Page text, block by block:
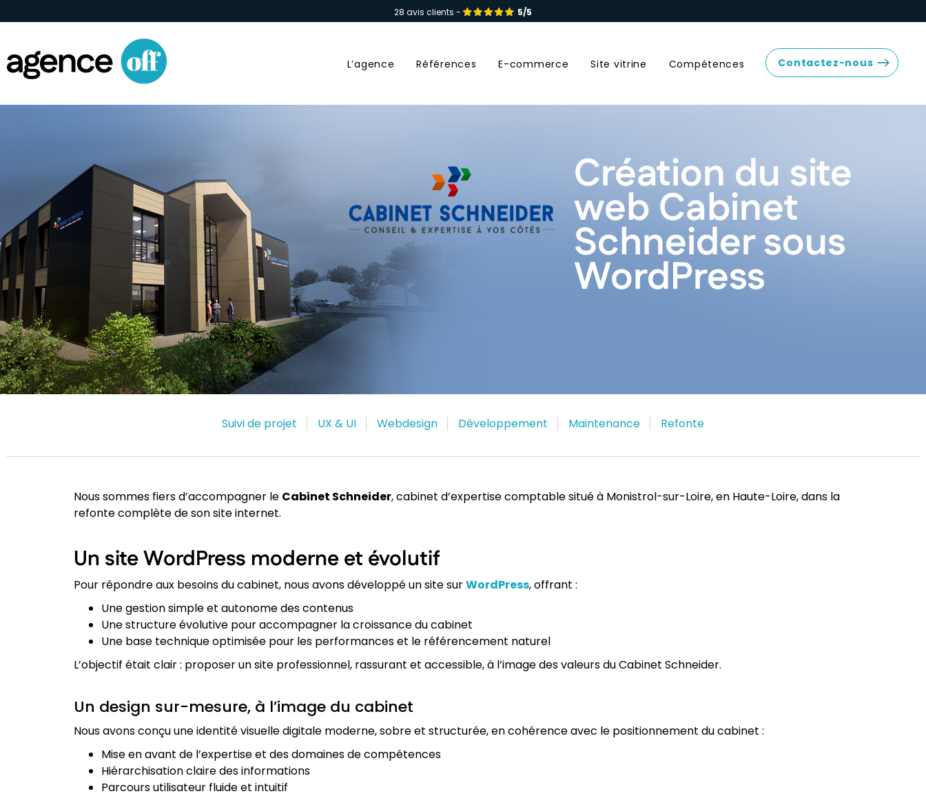
28 avis clients - 5/5
L’agence Références E-commerce Site vitrine Compétences Contactez-nous
Création du site
web Cabinet
Schneider sous
WordPress
Suivi de projet UX & UI Webdesign Développement Maintenance Refonte
Nous sommes fiers d’accompagner le Cabinet Schneider, cabinet d’expertise comptable situé à Monistrol-sur-Loire, en Haute-Loire, dans la
refonte complète de son site internet.
Un site WordPress moderne et évolutif
Pour répondre aux besoins du cabinet, nous avons développé un site surWordPress, offrant :
Une gestion simple et autonome des contenus
Une structure évolutive pour accompagner la croissance du cabinet
Une base technique optimisée pour les performances et le référencement naturel
L’objectif était clair : proposer un site professionnel, rassurant et accessible, à l’image des valeurs du Cabinet Schneider.
Un design sur-mesure, à l’image du cabinet
Nous avons conçu une identité visuelle digitale moderne, sobre et structurée, en cohérence avec le positionnement du cabinet :
Mise en avant de l’expertise et des domaines de compétences
Hiérarchisation claire des informations
Parcours utilisateur fluide et intuitif